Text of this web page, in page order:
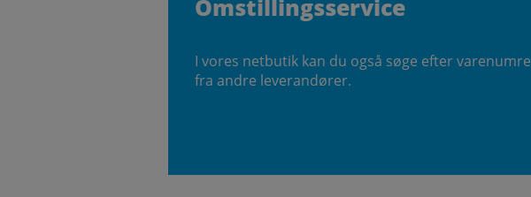
Omstillingsservice
I vores netbutik kan du også søge efter varenumre
fra andre leverandører.